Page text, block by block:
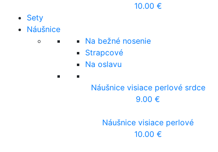
10.00 €
Sety
Náušnice
Na bežné nosenie
Strapcové
Na oslavu
Náušnice visiace perlové srdce
9.00 €
Náušnice visiace perlové
10.00 €